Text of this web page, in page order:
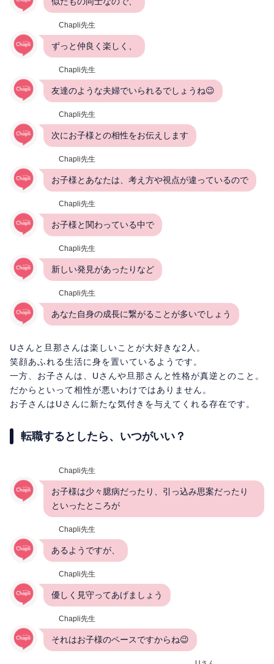
Chapli先生
ずっと仲良く楽しく、
Chapli先生
友達のような夫婦でいられるでしょうね😉
Chapli先生
次にお子様との相性をお伝えします
Chapli先生
お子様とあなたは、考え方や視点が違っているので
Chapli先生
お子様と関わっている中で
Chapli先生
新しい発見があったりなど
Chapli先生
あなた自身の成長に繋がることが多いでしょう
Uさんと旦那さんは楽しいことが大好きな2人。
笑顔あふれる生活に身を置いているようです。
一方、お子さんは、Uさんや旦那さんと性格が真逆とのこと。
だからといって相性が悪いわけではありません。
お子さんはUさんに新たな気付きを与えてくれる存在です。
転職するとしたら、いつがいい？
Chapli先生
お子様は少々臆病だったり、引っ込み思案だったり
といったところが
Chapli先生
あるようですが、
Chapli先生
優しく見守ってあげましょう
Chapli先生
それはお子様のペースですからね😉